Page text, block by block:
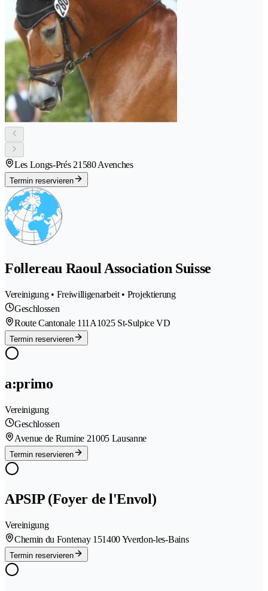
Les Longs-Prés 21580 Avenches
Termin reservieren
Follereau Raoul Association Suisse
Vereinigung • Freiwilligenarbeit • Projektierung
Geschlossen
Route Cantonale 111A1025 St-Sulpice VD
Termin reservieren
a:primo
Vereinigung
Geschlossen
Avenue de Rumine 21005 Lausanne
Termin reservieren
APSIP (Foyer de l'Envol)
Vereinigung
Chemin du Fontenay 151400 Yverdon-les-Bains
Termin reservieren